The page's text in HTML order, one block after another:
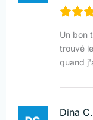
Un bon
trouvé
quand
Dina C.